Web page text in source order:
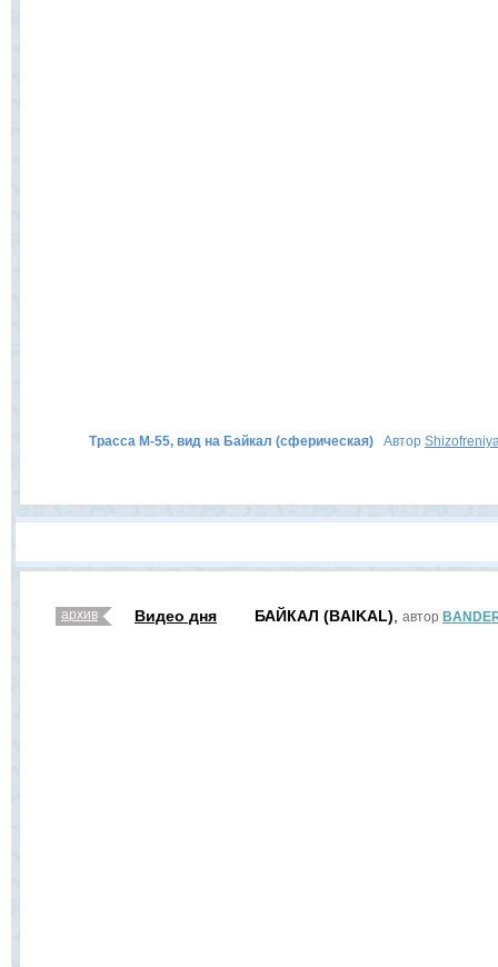
Трасса М-55, вид на Байкал (сферическая) Автор
архив Видео дня БАЙКАЛ (BAIKAL) автор